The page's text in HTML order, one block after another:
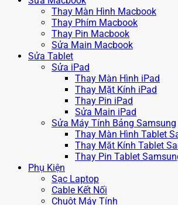
Thay Màn Hình Macbook
Thay Phím Macbook
Thay Pin Macbook
Sửa Main Macbook
Sửa Tablet
Sửa iPad
Thay Màn Hình iPad
Thay Mặt Kính iPad
Thay Pin iPad
Sửa Main iPad
Sửa Máy Tính Bảng Samsung
Thay Màn Hình Tablet
Thay Mặt Kính Tablet
Thay Pin Tablet
Phụ Kiện
Sạc Laptop
Cable Kết Nối
Chuột Máy Tính